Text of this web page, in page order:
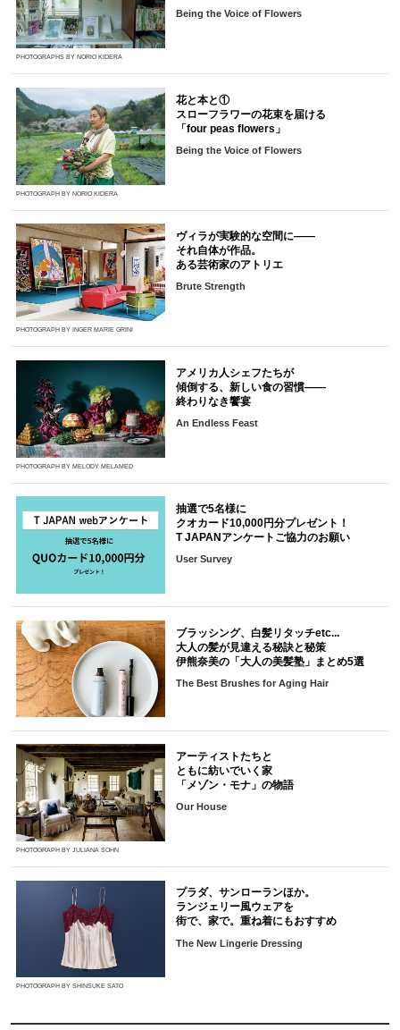
PHOTOGRAPHS BY NORIO KIDERA
Being the Voice of Flowers
PHOTOGRAPH BY NORIO KIDERA
花と本と①
スローフラワーの花束を届ける
「four peas flowers」
Being the Voice of Flowers
PHOTOGRAPH BY INGER MARIE GRINI
ヴィラが実験的な空間に――
それ自体が作品。
ある芸術家のアトリエ
Brute Strength
PHOTOGRAPH BY MELODY MELAMED
アメリカ人シェフたちが
傾倒する、新しい食の習慣――
終わりなき饗宴
An Endless Feast
抽選で5名様に
クオカード10,000円分プレゼント！
T JAPANアンケートご協力のお願い
User Survey
ブラッシング、白髪リタッチetc...
大人の髪が見違える秘訣と秘策
伊熊奈美の「大人の美髪塾」まとめ5選
The Best Brushes for Aging Hair
PHOTOGRAPH BY JULIANA SOHN
アーティストたちと
ともに紡いでいく家
「メゾン・モナ」の物語
Our House
PHOTOGRAPH BY SHINSUKE SATO
プラダ、サンローランほか。
ランジェリー風ウェアを
街で、家で。重ね着にもおすすめ
The New Lingerie Dressing